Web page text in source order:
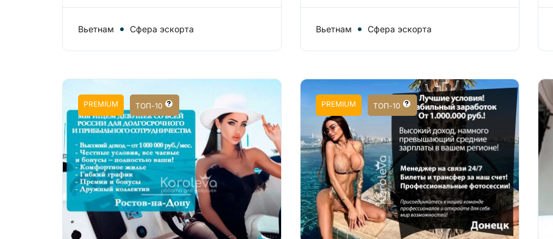
Вьетнам Сфера эскорта Вьетнам Сфера эскорта
PREMIUM ТОП-10 PREMIUM ТОП-10